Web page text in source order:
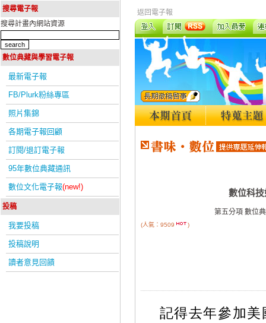
搜尋電子報
搜尋計畫內網站資源
數位典藏與學習電子報
最新電子報
FB/Plurk粉絲專區
照片集錦
各期電子報回顧
訂閱/退訂電子報
95年數位典藏通訊
數位文化電子報(new!)
投稿
我要投稿
投稿說明
讀者意見回饋
返回電子報
數位科
第五分項 數位
(人氣：9509 )
記得去年參加